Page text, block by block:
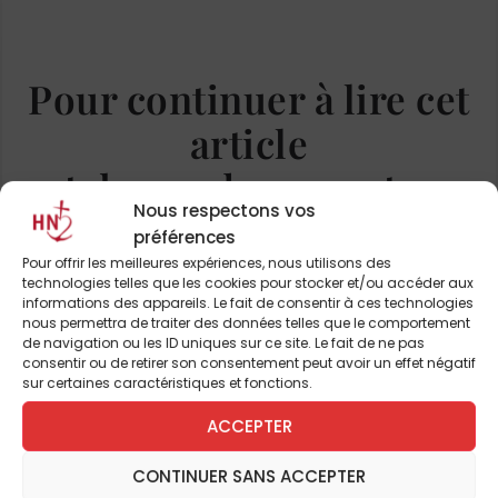
Nous respectons vos
préférences
Pour offrir les meilleures expériences, nous utilisons des
technologies telles que les cookies pour stocker et/ou accéder aux
informations des appareils. Le fait de consentir à ces technologies
nous permettra de traiter des données telles que le comportement
de navigation ou les ID uniques sur ce site. Le fait de ne pas
consentir ou de retirer son consentement peut avoir un effet négatif
sur certaines caractéristiques et fonctions.
ACCEPTER
CONTINUER SANS ACCEPTER
devenue ensuite religieuse missionnaire, la
rappelle ainsi :« Dieu lui avait donné une
beauté particulière, caractérisée par un
regard doux et profond qui révélait un esprit
équilibré, une âme pure, un cœur généreux
et ouvert à tout bien. Ainsi était-elle, en tant
qu’enfant, naïve, pure et simple ; ainsi elle
sera comme adolescente ».Malgré la perte
de ses parents, l’un après l’autre, en 1942, et
les difficultés de la guerre, Gianna termine
son baccalauréat et s’inscrit à la faculté de
médecine de Milan et ensuite de Pavie. Ainsi
qu’en a témoigné son frère, le père Alberto,«
Gianna a toujours ressenti très fortement en
Pour continuer à lire cet
article
et de nombreux autres
ABONNEZ-VOUS DÈS À
PRÉSENT
JE M'ABONNE